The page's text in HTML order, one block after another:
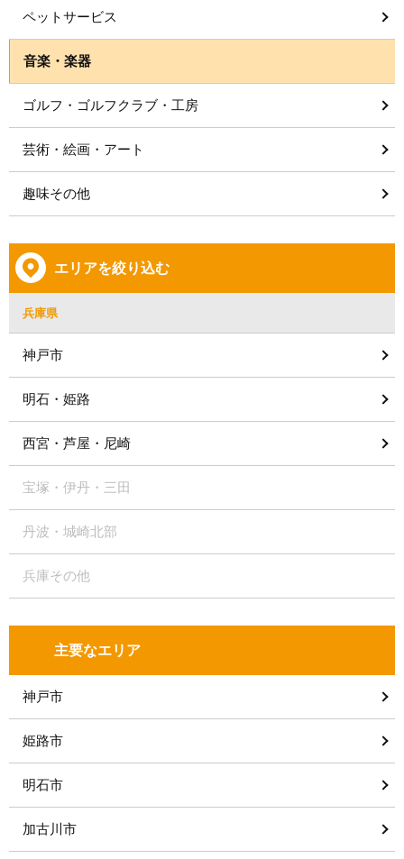
ペットサービス
音楽・楽器
ゴルフ・ゴルフクラブ・工房
芸術・絵画・アート
趣味その他
エリアを絞り込む
兵庫県
神戸市
明石・姫路
西宮・芦屋・尼崎
宝塚・伊丹・三田
丹波・城崎北部
兵庫その他
主要なエリア
神戸市
姫路市
明石市
加古川市